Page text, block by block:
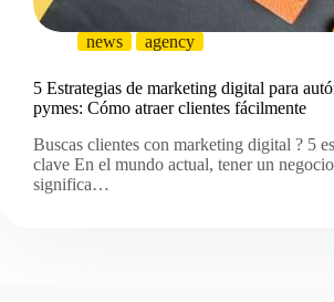
news agency
5 Estrategias de marketing digital para
pymes: Cómo atraer clientes fácilmente
Buscas clientes con marketing digital ? 5
clave En el mundo actual, tener un
significa…